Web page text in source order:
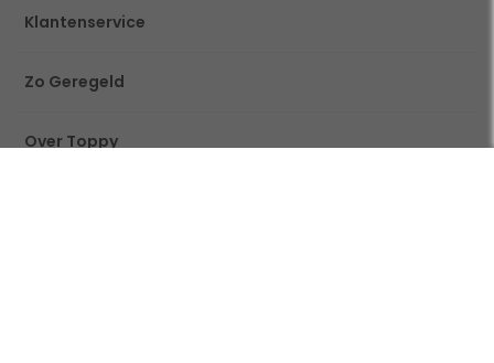
Klantenservice
Zo Geregeld
Over Toppy